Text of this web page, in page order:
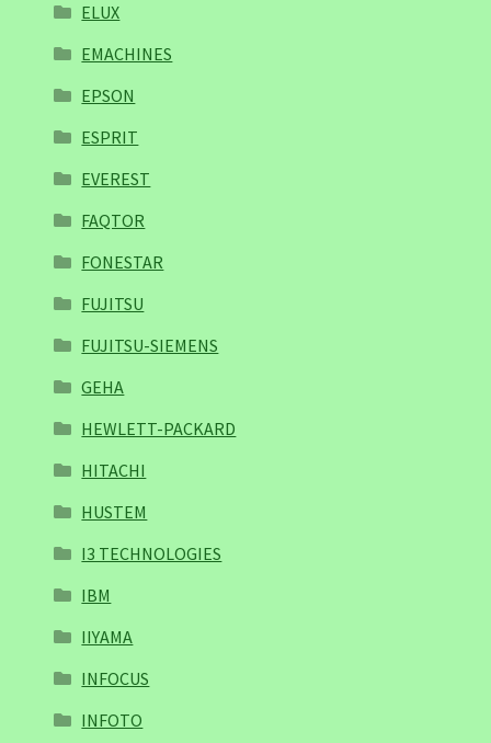
ELUX
EMACHINES
EPSON
ESPRIT
EVEREST
FAQTOR
FONESTAR
FUJITSU
FUJITSU-SIEMENS
GEHA
HEWLETT-PACKARD
HITACHI
HUSTEM
I3 TECHNOLOGIES
IBM
IIYAMA
INFOCUS
INFOTO